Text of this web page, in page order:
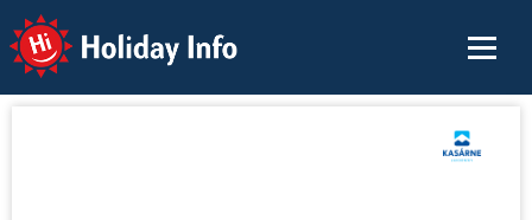
Holiday Info